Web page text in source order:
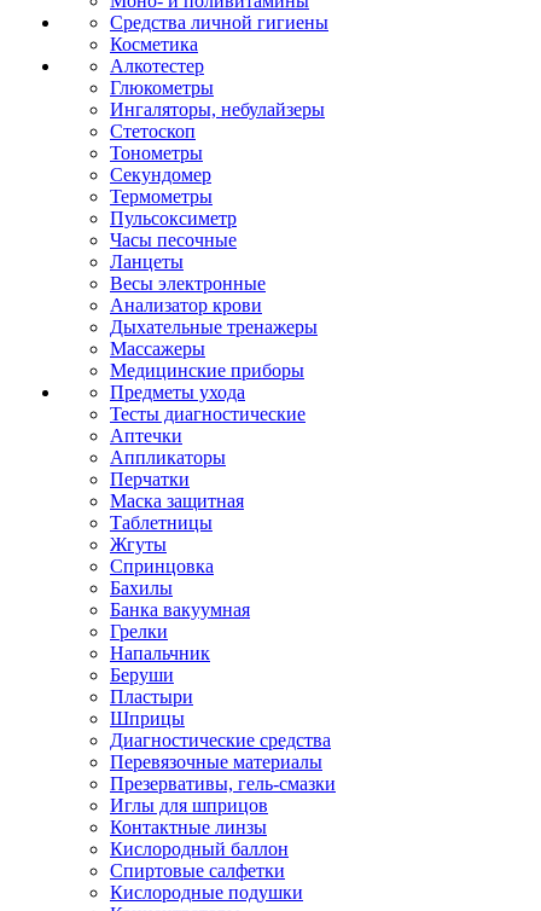
Средства личной гигиены
Косметика
Алкотестер
Глюкометры
Ингаляторы, небулайзеры
Стетоскоп
Тонометры
Секундомер
Термометры
Пульсоксиметр
Часы песочные
Ланцеты
Весы электронные
Анализатор крови
Дыхательные тренажеры
Массажеры
Медицинские приборы
Предметы ухода
Тесты диагностические
Аптечки
Аппликаторы
Перчатки
Маска защитная
Таблетницы
Жгуты
Спринцовка
Бахилы
Банка вакуумная
Грелки
Напальчник
Беруши
Пластыри
Шприцы
Диагностические средства
Перевязочные материалы
Презервативы, гель-смазки
Иглы для шприцов
Контактные линзы
Кислородный баллон
Спиртовые салфетки
Кислородные подушки